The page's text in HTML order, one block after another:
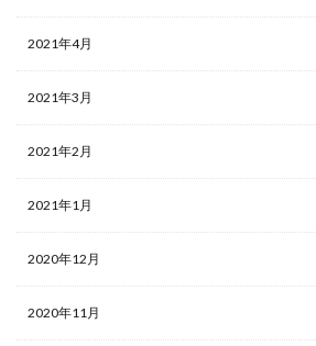
2021年4月
2021年3月
2021年2月
2021年1月
2020年12月
2020年11月